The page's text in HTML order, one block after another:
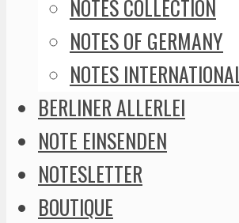
NOTES COLLECTION
NOTES OF GERMANY
NOTES INTERNATIONAL
BERLINER ALLERLEI
NOTE EINSENDEN
NOTESLETTER
BOUTIQUE